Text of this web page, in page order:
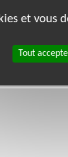
et vous
Tout